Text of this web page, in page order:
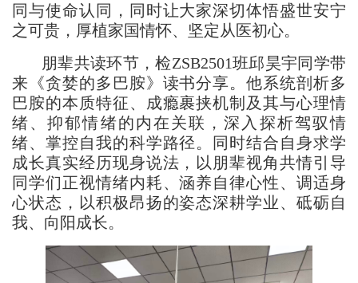
同与使命认同，同时让大家深切体悟盛世安宁
之可贵，厚植家国情怀、坚定从医初心。
朋辈共读环节，检ZSB2501班邱昊宇同学带
来《贪婪的多巴胺》读书分享。他系统剖析多
巴胺的本质特征、成瘾裹挟机制及其与心理情
绪、抑郁情绪的内在关联，深入探析驾驭情
绪、掌控自我的科学路径。同时结合自身求学
成长真实经历现身说法，以朋辈视角共情引导
同学们正视情绪内耗、涵养自律心性、调适身
心状态，以积极昂扬的姿态深耕学业、砥砺自
我、向阳成长。